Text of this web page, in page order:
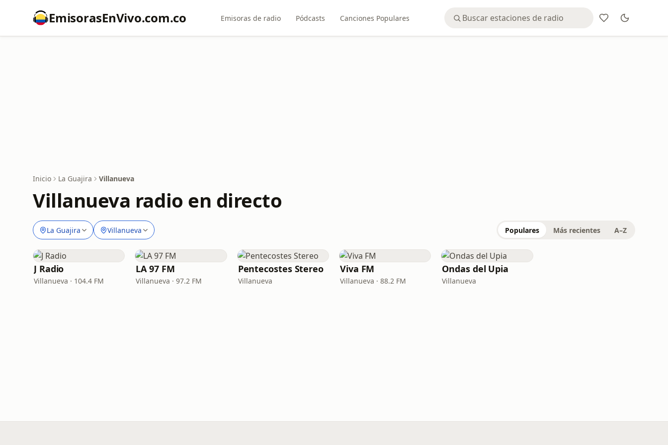
EmisorasEnVivo.com.co Emisoras de radio Pódcasts Canciones Populares
Inicio La Guajira Villanueva
Villanueva radio en directo
La Guajira Villanueva Populares Más recientes A–Z
J Radio
Villanueva · 104.4 FM
LA 97 FM
Villanueva · 97.2 FM
Pentecostes Stereo
Villanueva
Viva FM
Villanueva · 88.2 FM
Ondas del Upia
Villanueva